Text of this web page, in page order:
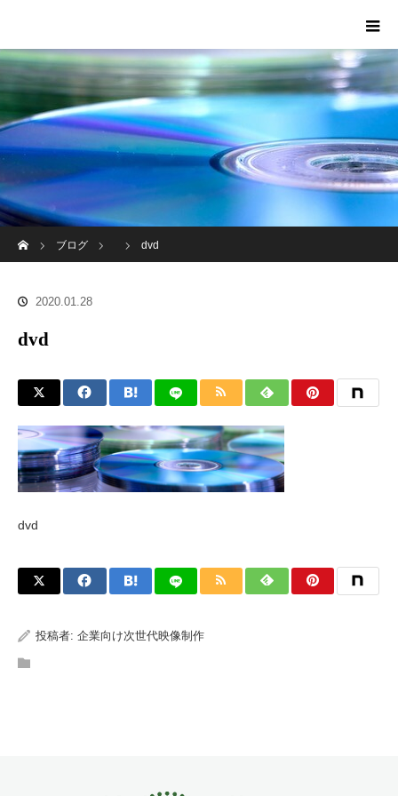
ブログ
dvd
2020.01.28
dvd
dvd
投稿者: 企業向け次世代映像制作